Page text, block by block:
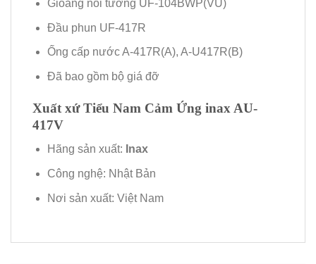
Gioăng nối tường UF-104BWP(VU)
Đầu phun UF-417R
Ống cấp nước A-417R(A), A-U417R(B)
Đã bao gồm bộ giá đỡ
Xuất xứ Tiểu Nam Cảm Ứng inax AU-
417V
Hãng sản xuất: Inax
Công nghệ: Nhật Bản
Nơi sản xuất: Việt Nam